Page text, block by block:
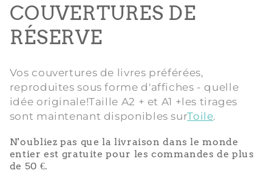
C
o
l
e
c
t
COUVERTURES DE
RÉSERVE
Vos couvertures de livres préférées,
reproduites sous forme d'affiches - quelle
idée originale!Taille A2 + et A1 +les tirages
sont maintenant disponibles surToile.
N'oubliez pas que la livraison dans le monde
entier est gratuite pour les commandes de plus
de 50 €.